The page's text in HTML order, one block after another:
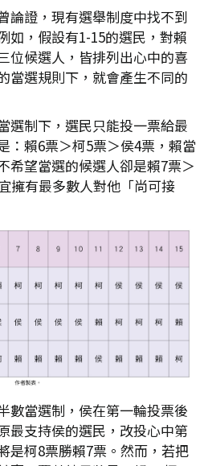
論證，現有選舉制度中找不到
如，假設有1-15的選民，對賴
位候選人，皆排列出心中的喜
當選規則下，就會產生不同的
選制下，選民只能投一票給最
：賴6票＞柯5票＞侯4票，賴當
希望當選的候選人卻是賴7票＞
擁有最多數人對他「尚可接
數當選制，侯在第一輪投票後
最支持侯的選民，改投心中第
是柯8票勝賴7票。然而，若把